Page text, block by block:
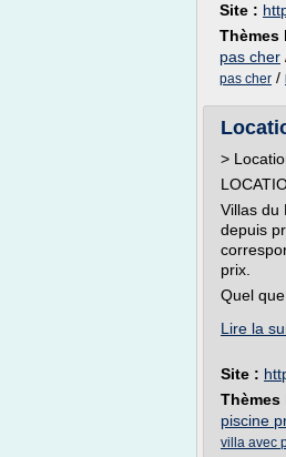
Site :
Thèmes
pas cher
pas cher /
>
Villas du
depuis
prix.
Quel que
Lire la
Site :
Thèmes
piscine
villa avec